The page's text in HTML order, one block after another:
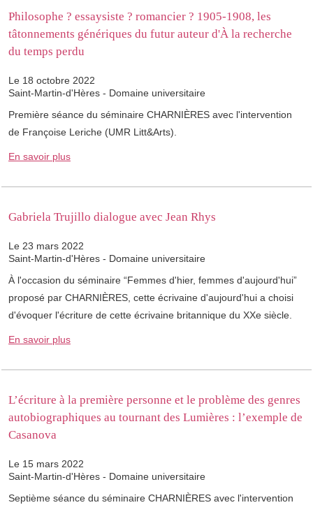
Philosophe ? essaysiste ? romancier ? 1905-1908, les
tâtonnements génériques du futur auteur d'À la recherche
du temps perdu
Le 18 octobre 2022
Saint-Martin-d'Hères - Domaine universitaire
Première séance du séminaire ​CHARNIÈRES avec l'intervention
de Françoise Leriche (UMR Litt&Arts).
En savoir plus
Gabriela Trujillo dialogue avec Jean Rhys
Le 23 mars 2022
Saint-Martin-d'Hères - Domaine universitaire
À l'occasion du séminaire “Femmes d'hier, femmes d'aujourd'hui”
proposé par CHARNIÈRES, cette écrivaine d'aujourd'hui a choisi
d'évoquer l'écriture de cette écrivaine britannique du XXe siècle.
En savoir plus
L’écriture à la première personne et le problème des genres
autobiographiques au tournant des Lumières : l’exemple de
Casanova
Le 15 mars 2022
Saint-Martin-d'Hères - Domaine universitaire
Septième séance du séminaire ​CHARNIÈRES avec l'intervention